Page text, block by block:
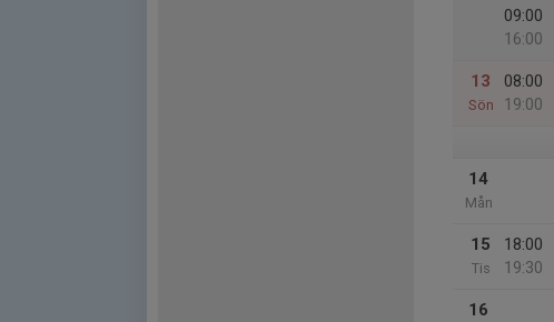
09:00
16:00
13
Sön
08:00
19:00
14
Mån
15
Tis
18:00
19:30
16